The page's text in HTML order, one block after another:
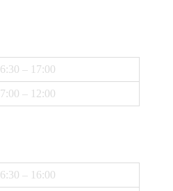
6:30 – 17:00
7:00 – 12:00
6:30 – 16:00